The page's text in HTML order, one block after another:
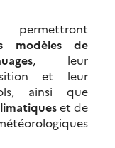
permettront
modèles de
, leur
et leur
ainsi que
et de